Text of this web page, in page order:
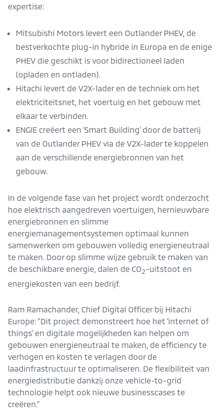
expertise:
Mitsubishi Motors levert een Outlander PHEV, de
bestverkochte plug-in hybride in Europa en de enige
PHEV die geschikt is voor bidirectioneel laden
(opladen en ontladen).
Hitachi levert de V2X-lader en de techniek om het
elektriciteitsnet, het voertuig en het gebouw met
elkaar te verbinden.
ENGIE creëert een ‘Smart Building’ door de batterij
van de Outlander PHEV via de V2X-lader te koppelen
aan de verschillende energiebronnen van het
gebouw.
In de volgende fase van het project wordt onderzocht
hoe elektrisch aangedreven voertuigen, hernieuwbare
energiebronnen en slimme
energiemanagementsystemen optimaal kunnen
samenwerken om gebouwen volledig energieneutraal
te maken. Door op slimme wijze gebruik te maken van
de beschikbare energie, dalen de CO2-uitstoot en
energiekosten van een bedrijf.
Ram Ramachander, Chief Digital Officer bij Hitachi
Europe: “Dit project demonstreert hoe het ‘internet of
things’ en digitale mogelijkheden kan helpen om
gebouwen energieneutraal te maken, de efficiency te
verhogen en kosten te verlagen door de
laadinfrastructuur te optimaliseren. De flexibiliteit van
energiedistributie dankzij onze vehicle-to-grid
technologie helpt ook nieuwe businesscases te
creëren.”